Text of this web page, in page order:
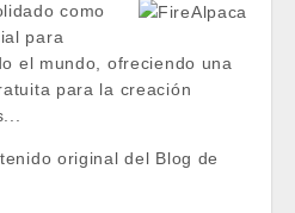
como
para
el mundo, ofreciendo una
para la creación
original del Blog de